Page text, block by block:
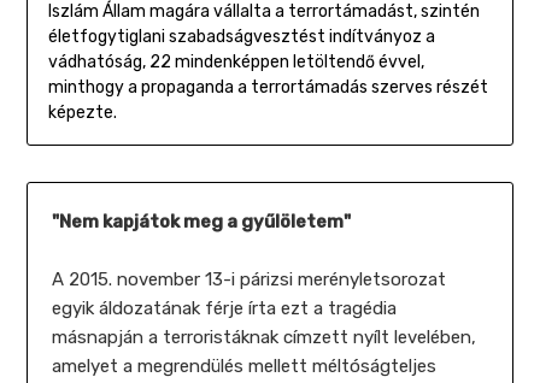
Iszlám Állam magára vállalta a terrortámadást, szintén
életfogytiglani szabadságvesztést indítványoz a
vádhatóság, 22 mindenképpen letöltendő évvel,
minthogy a propaganda a terrortámadás szerves részét
képezte.
"Nem kapjátok meg a gyűlöletem"
A 2015. november 13-i párizsi merényletsorozat
egyik áldozatának férje írta ezt a tragédia
másnapján a terroristáknak címzett nyílt levelében,
amelyet a megrendülés mellett méltóságteljes